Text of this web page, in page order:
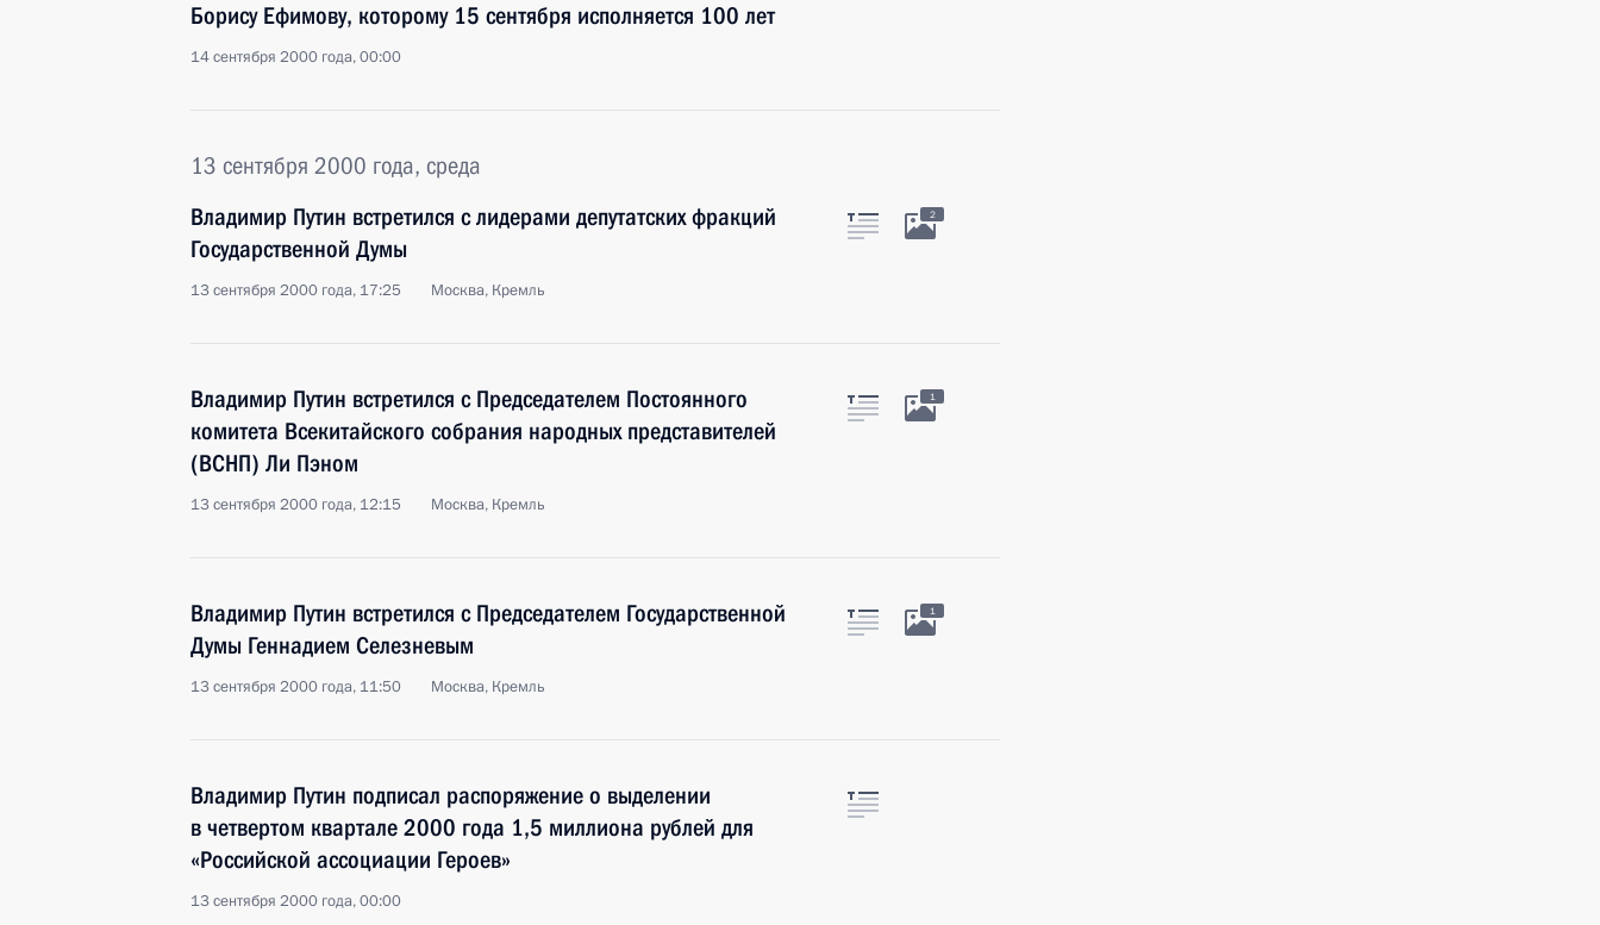
Борису Ефимову, которому 15 сентября исполняется 100 лет
14 сентября 2000 года, 00:00
13 сентября 2000 года, среда
Владимир Путин встретился с лидерами депутатских фракций
Государственной Думы
13 сентября 2000 года, 17:25 Москва, Кремль
2
Владимир Путин встретился с Председателем Постоянного
комитета Всекитайского собрания народных представителей
(ВСНП) Ли Пэном
13 сентября 2000 года, 12:15 Москва, Кремль
1
Владимир Путин встретился с Председателем Государственной
Думы Геннадием Селезневым
13 сентября 2000 года, 11:50 Москва, Кремль
1
Владимир Путин подписал распоряжение о выделении
в четвертом квартале 2000 года 1,5 миллиона рублей для
«Российской ассоциации Героев»
13 сентября 2000 года, 00:00